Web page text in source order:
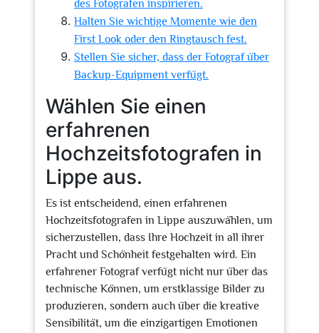
des Fotografen inspirieren.
Halten Sie wichtige Momente wie den
First Look oder den Ringtausch fest.
Stellen Sie sicher, dass der Fotograf über
Backup-Equipment verfügt.
Wählen Sie einen
erfahrenen
Hochzeitsfotografen in
Lippe aus.
Es ist entscheidend, einen erfahrenen
Hochzeitsfotografen in Lippe auszuwählen, um
sicherzustellen, dass Ihre Hochzeit in all ihrer
Pracht und Schönheit festgehalten wird. Ein
erfahrener Fotograf verfügt nicht nur über das
technische Können, um erstklassige Bilder zu
produzieren, sondern auch über die kreative
Sensibilität, um die einzigartigen Emotionen